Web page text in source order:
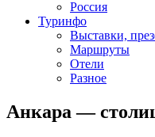
Россия
Туринфо
Выставки,
Маршруты
Отели
Разное
Анкара —